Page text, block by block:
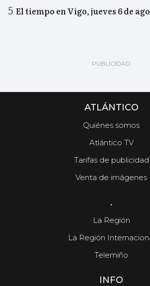
El tiempo en Vigo, jueves 6 de
ATLÁNTICO
Quiénes somos
Atlántico TV
Tarifas de publicidad
Venta de imágenes
.
La Región
La Región
Telemiño
INFO